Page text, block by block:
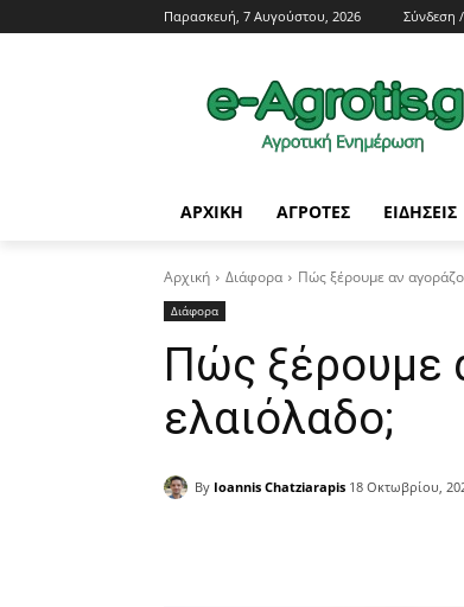
Παρασκευή, 7 Αυγούστου, 2026 Σύνδεση
ΑΡΧΙΚΗ AΓΡΟΤΕΣ ΕΙΔΗΣΕΙΣ
Αρχική Διάφορα Πώς ξέρουμε αν
Διάφορα
Πώς ξέρουμε
ελαιόλαδο;
By Ioannis Chatziarapis 18 Οκτωβρίου,